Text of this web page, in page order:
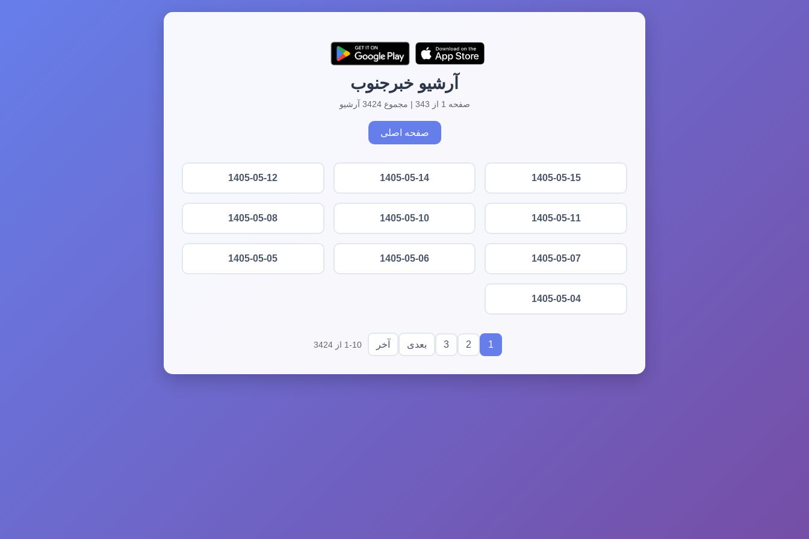
آرشیو خبرجنوب
صفحه 1 از 343 | مجموع 3424 آرشیو
صفحه اصلی
1405-05-15
1405-05-14
1405-05-12
1405-05-11
1405-05-10
1405-05-08
1405-05-07
1405-05-06
1405-05-05
1405-05-04
1
2
3 بعدی آخر 1-10 از 3424